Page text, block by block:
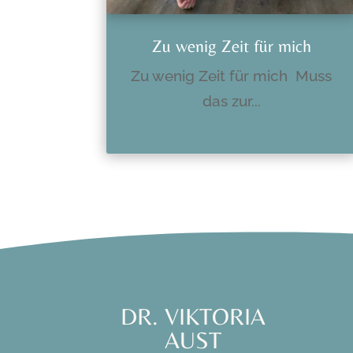
Zu wenig Zeit für mich
Zu wenig Zeit für mich Muss
das zur...
DR. VIKTORIA
AUST